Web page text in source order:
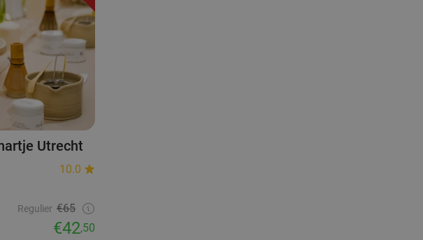
Utrecht
10.0
Regulier €65
€42,50